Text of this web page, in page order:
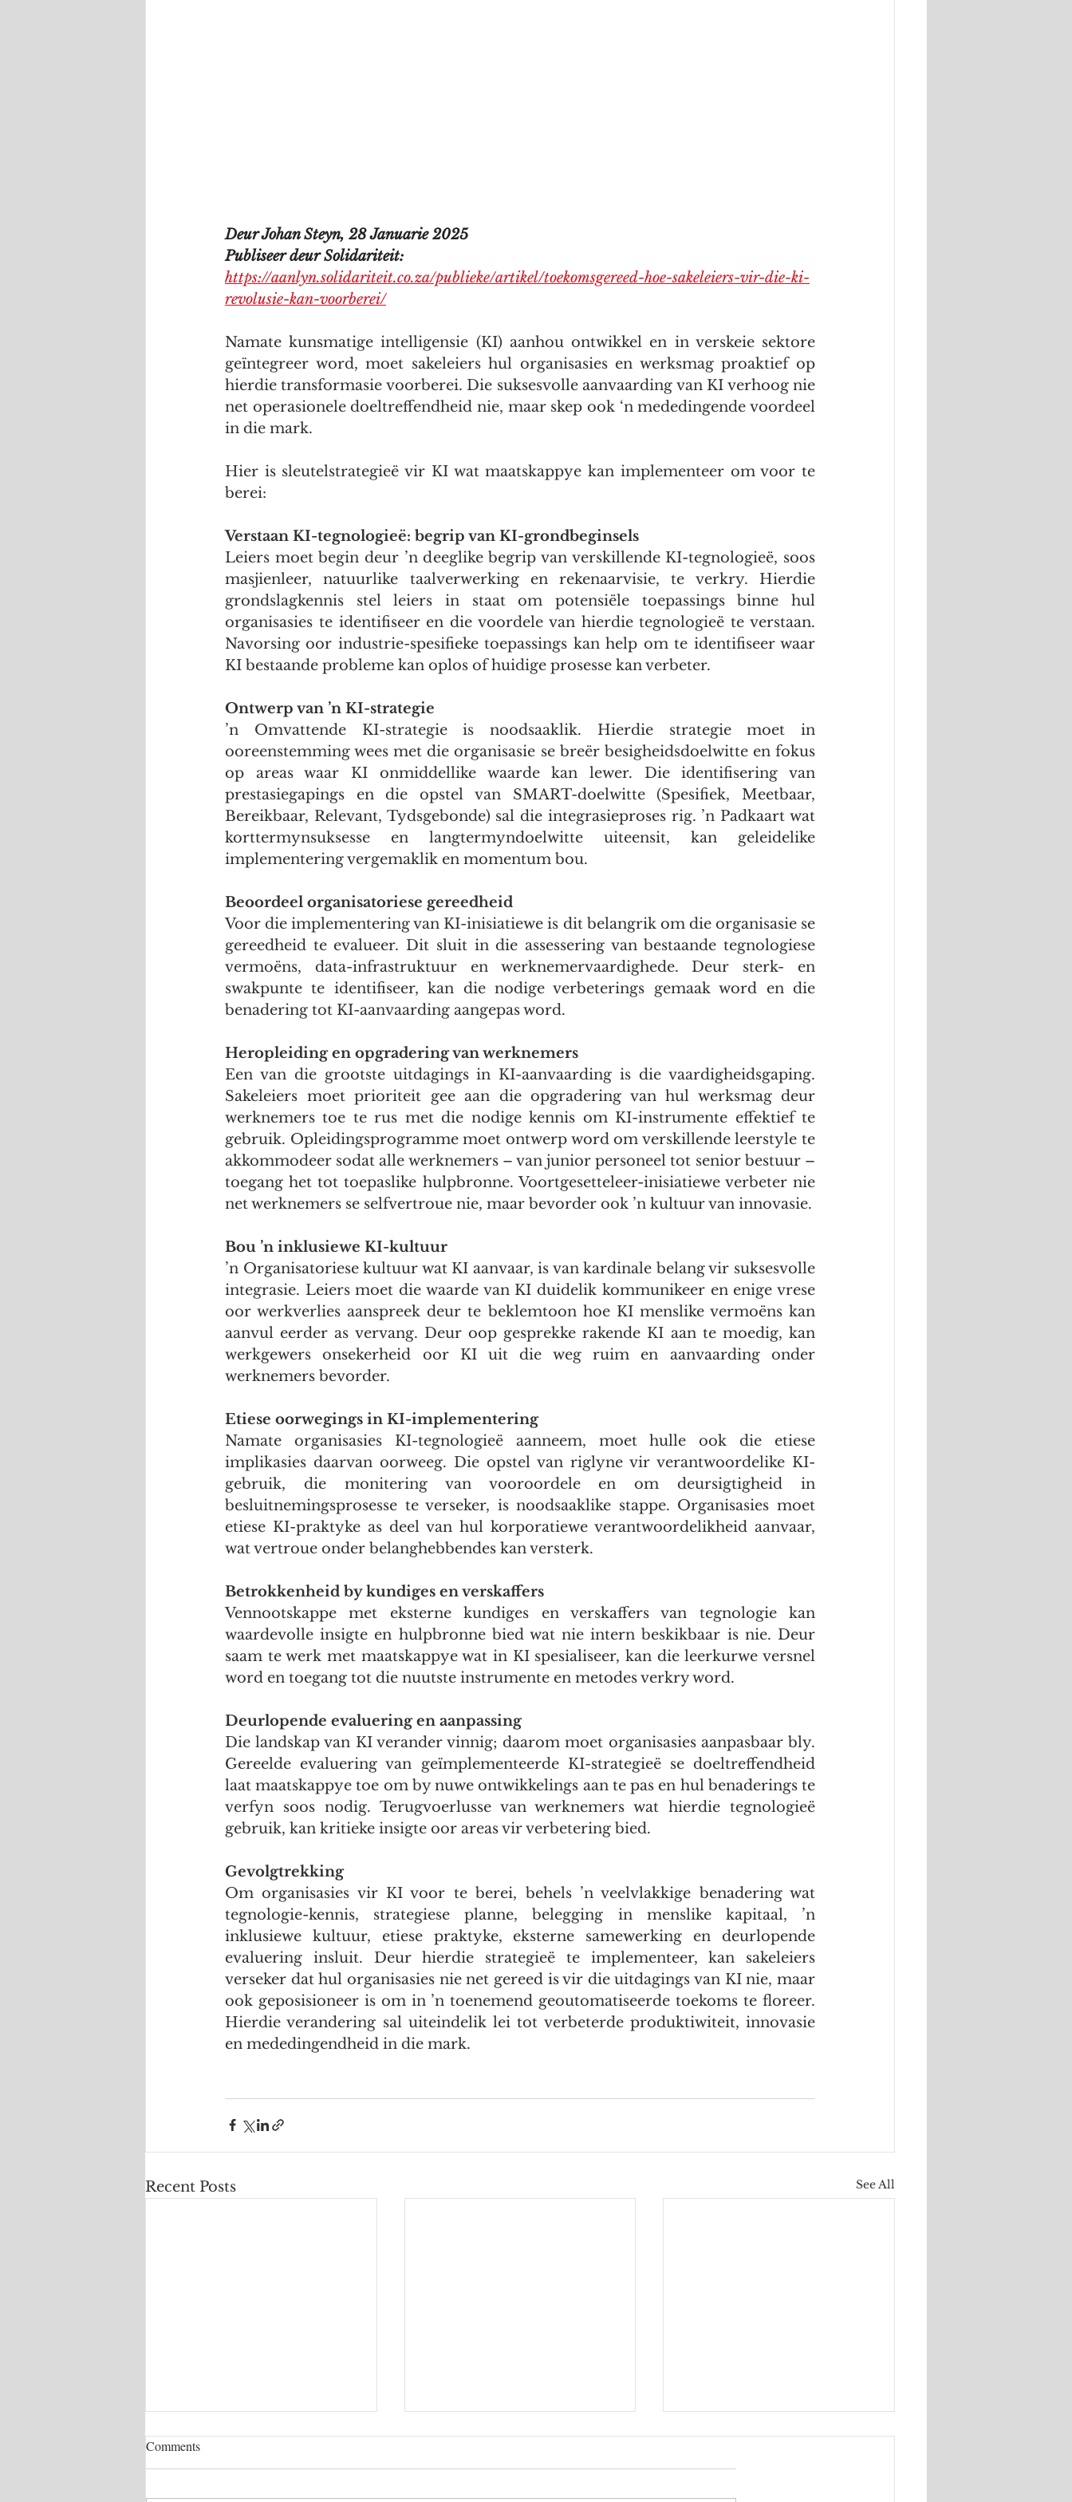
Deur Johan Steyn, 28 Januarie 2025
Publiseer deur Solidariteit:
https://aanlyn.solidariteit.co.za/publieke/artikel/toekomsgereed-hoe-sakeleiers-vir-die-ki-
revolusie-kan-voorberei/
Namate kunsmatige intelligensie (KI) aanhou ontwikkel en in verskeie sektore
geïntegreer word, moet sakeleiers hul organisasies en werksmag proaktief op
hierdie transformasie voorberei. Die suksesvolle aanvaarding van KI verhoog nie
net operasionele doeltreffendheid nie, maar skep ook ‘n mededingende voordeel
in die mark.
Hier is sleutelstrategieë vir KI wat maatskappye kan implementeer om voor te
berei:
Verstaan KI-tegnologieë: begrip van KI-grondbeginsels
Leiers moet begin deur ’n deeglike begrip van verskillende KI-tegnologieë, soos
masjienleer, natuurlike taalverwerking en rekenaarvisie, te verkry. Hierdie
grondslagkennis stel leiers in staat om potensiële toepassings binne hul
organisasies te identifiseer en die voordele van hierdie tegnologieë te verstaan.
Navorsing oor industrie-spesifieke toepassings kan help om te identifiseer waar
KI bestaande probleme kan oplos of huidige prosesse kan verbeter.
Ontwerp van ’n KI-strategie
’n Omvattende KI-strategie is noodsaaklik. Hierdie strategie moet in
ooreenstemming wees met die organisasie se breër besigheidsdoelwitte en fokus
op areas waar KI onmiddellike waarde kan lewer. Die identifisering van
prestasiegapings en die opstel van SMART-doelwitte (Spesifiek, Meetbaar,
Bereikbaar, Relevant, Tydsgebonde) sal die integrasieproses rig. ’n Padkaart wat
korttermynsuksesse en langtermyndoelwitte uiteensit, kan geleidelike
implementering vergemaklik en momentum bou.
Beoordeel organisatoriese gereedheid
Voor die implementering van KI-inisiatiewe is dit belangrik om die organisasie se
gereedheid te evalueer. Dit sluit in die assessering van bestaande tegnologiese
vermoëns, data-infrastruktuur en werknemervaardighede. Deur sterk- en
swakpunte te identifiseer, kan die nodige verbeterings gemaak word en die
benadering tot KI-aanvaarding aangepas word.
Heropleiding en opgradering van werknemers
Een van die grootste uitdagings in KI-aanvaarding is die vaardigheidsgaping.
Sakeleiers moet prioriteit gee aan die opgradering van hul werksmag deur
werknemers toe te rus met die nodige kennis om KI-instrumente effektief te
gebruik. Opleidingsprogramme moet ontwerp word om verskillende leerstyle te
akkommodeer sodat alle werknemers – van junior personeel tot senior bestuur –
toegang het tot toepaslike hulpbronne. Voortgesetteleer-inisiatiewe verbeter nie
net werknemers se selfvertroue nie, maar bevorder ook ’n kultuur van innovasie.
Bou ’n inklusiewe KI-kultuur
’n Organisatoriese kultuur wat KI aanvaar, is van kardinale belang vir suksesvolle
integrasie. Leiers moet die waarde van KI duidelik kommunikeer en enige vrese
oor werkverlies aanspreek deur te beklemtoon hoe KI menslike vermoëns kan
aanvul eerder as vervang. Deur oop gesprekke rakende KI aan te moedig, kan
werkgewers onsekerheid oor KI uit die weg ruim en aanvaarding onder
werknemers bevorder.
Etiese oorwegings in KI-implementering
Namate organisasies KI-tegnologieë aanneem, moet hulle ook die etiese
implikasies daarvan oorweeg. Die opstel van riglyne vir verantwoordelike KI-
gebruik, die monitering van vooroordele en om deursigtigheid in
besluitnemingsprosesse te verseker, is noodsaaklike stappe. Organisasies moet
etiese KI-praktyke as deel van hul korporatiewe verantwoordelikheid aanvaar,
wat vertroue onder belanghebbendes kan versterk.
Betrokkenheid by kundiges en verskaffers
Vennootskappe met eksterne kundiges en verskaffers van tegnologie kan
waardevolle insigte en hulpbronne bied wat nie intern beskikbaar is nie. Deur
saam te werk met maatskappye wat in KI spesialiseer, kan die leerkurwe versnel
word en toegang tot die nuutste instrumente en metodes verkry word.
Deurlopende evaluering en aanpassing
Die landskap van KI verander vinnig; daarom moet organisasies aanpasbaar bly.
Gereelde evaluering van geïmplementeerde KI-strategieë se doeltreffendheid
laat maatskappye toe om by nuwe ontwikkelings aan te pas en hul benaderings te
verfyn soos nodig. Terugvoerlusse van werknemers wat hierdie tegnologieë
gebruik, kan kritieke insigte oor areas vir verbetering bied.
Gevolgtrekking
Om organisasies vir KI voor te berei, behels ’n veelvlakkige benadering wat
tegnologie-kennis, strategiese planne, belegging in menslike kapitaal, ’n
inklusiewe kultuur, etiese praktyke, eksterne samewerking en deurlopende
evaluering insluit. Deur hierdie strategieë te implementeer, kan sakeleiers
verseker dat hul organisasies nie net gereed is vir die uitdagings van KI nie, maar
ook geposisioneer is om in ’n toenemend geoutomatiseerde toekoms te floreer.
Hierdie verandering sal uiteindelik lei tot verbeterde produktiwiteit, innovasie
en mededingendheid in die mark.
Recent Posts See All
Comments